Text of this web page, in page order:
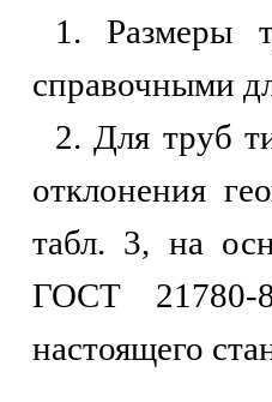
1. Размеры
справочными
2. Для труб
отклонения
табл. 3, на
ГОСТ 21780-
настоящего